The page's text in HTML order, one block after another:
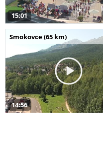
15:01
Smokovce (65 km)
14:56